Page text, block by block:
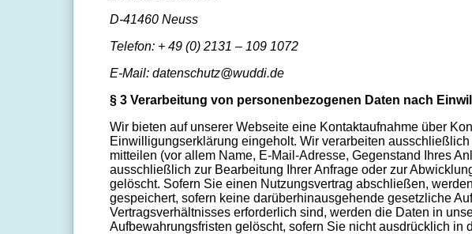
D-41460 Neuss
Telefon: + 49 (0) 2131 – 109 1072
E-Mail:datenschutz@wuddi.de
§ 3 Verarbeitung von personenbezogenen Daten nach
Wir bieten auf unserer Webseite eine Kontaktaufnahme über
Einwilligungserklärung eingeholt. Wir verarbeiten
mitteilen (vor allem Name, E-Mail-Adresse, Gegenstand Ihres
ausschließlich zur Bearbeitung Ihrer Anfrage oder zur
gelöscht. Sofern Sie einen Nutzungsvertrag abschließen,
gespeichert, sofern keine darüberhinausgehende gesetzliche
Vertragsverhältnisses erforderlich sind, werden die Daten in
Aufbewahrungsfristen gelöscht, sofern Sie nicht ausdrücklich